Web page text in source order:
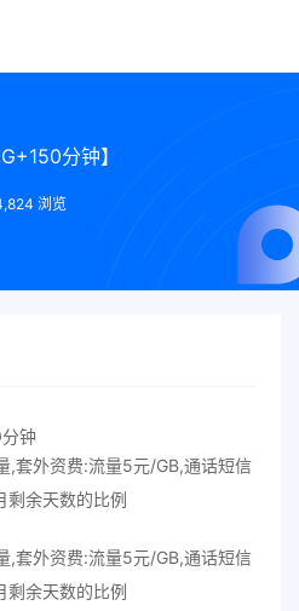
分钟】
浏览
钟
,套外资费:流量5元/GB,通话短信
剩余天数的比例
,套外资费:流量5元/GB,通话短信
剩余天数的比例